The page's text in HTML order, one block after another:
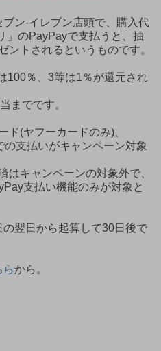
ン‐イレブン店頭で、購入代
」のPayPayで支払うと、抽
ントされるというものです。
100％、3等は1％が還元され
までです。
ド(ヤフーカードのみ)、
支払いがキャンペーン対象
はキャンペーンの対象外で、
支払い機能のみが対象と
翌日から起算して30日後で
らから。